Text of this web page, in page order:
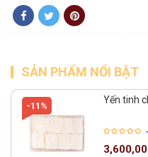
SẢN PHẨM NỔI BẬT
-11%
Yến tinh